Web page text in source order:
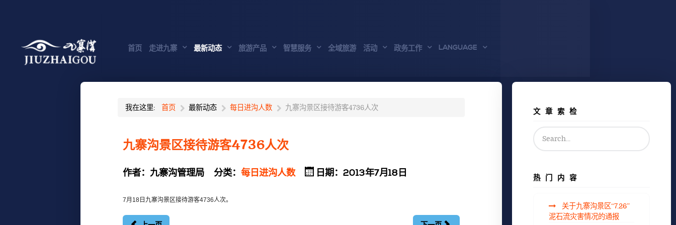
首页 走进九寨 最新动态 旅游产品 智慧服务 全域旅游 活动 政务工作 LANGUAGE
我在这里: 首页 最新动态 每日进沟人数 九寨沟景区接待游客4736人次
九寨沟景区接待游客4736人次
作者： 九寨沟管理局 分类： 每日进沟人数 日期：2013年7月18日
7月18日九寨沟景区接待游客4736人次。
文章索检
热门内容
关于九寨沟景区“7.26”
泥石流灾害情况的通报